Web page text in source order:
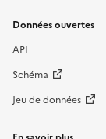
Données ouvertes
API
Schéma
Jeu de données